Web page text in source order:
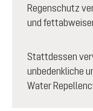
Regenschutz
und
Stattdessen
unbedenkliche
Water